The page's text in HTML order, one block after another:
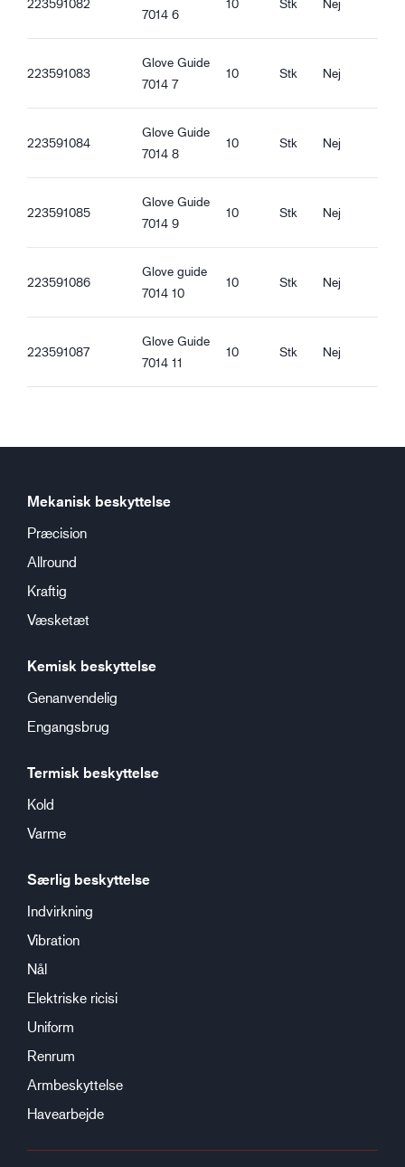
REACH registrering
Chlorering på indersiden
Fødevaregodkendt – Alle slags mad
Vandtæt
Godt tørgreb
Godt væskegreb
Guide 7014_pl-PL_Productsheet.pdf
Guide 7014_ro-RO_Productsheet.pdf
Guide 7014_hu-HU_Productsheet.pdf
Guide 7014_et-EE_Productsheet.pdf
223591082
7014 6
10 Stk Nej
223591083
Glove Guide
7014 7
10 Stk Nej
223591084
Glove Guide
7014 8
10 Stk Nej
223591085
Glove Guide
7014 9
10 Stk Nej
223591086
Glove guide
7014 10
10 Stk Nej
223591087
Glove Guide
7014 11
10 Stk Nej
Mekanisk beskyttelse
Præcision
Allround
Kraftig
Væsketæt
Kemisk beskyttelse
Genanvendelig
Engangsbrug
Termisk beskyttelse
Kold
Varme
Særlig beskyttelse
Indvirkning
Vibration
Nål
Elektriske ricisi
Uniform
Renrum
Armbeskyttelse
Havearbejde